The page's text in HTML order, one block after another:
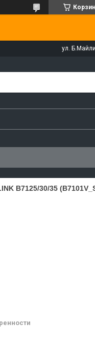
ул.
B7125/30/35